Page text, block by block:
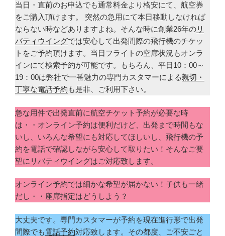
当日・直前のお申込でも通常料金より格安にて、航空券
をご購入頂けます。 突然の急用にて本日移動しなければ
ならない時などありますよね。そんな時に創業26年のリ
バティウイングでは安心して出発間際の飛行機のチケッ
トをご予約頂けます。当日フライトの空席状況もオンラ
インにて検索予約が可能です。もちろん、平日10：00～
19：00は弊社で一番魅力の専門カスタマーによる親切・
丁寧な電話予約 も是非、ご利用下さい。
急な用件で出発直前に航空チケット予約が必要な時
は・・オンライン予約は便利だけど、出発まで時間もな
いし、いろんな希望にも対応してほしいし、飛行機の予
約を電話で確認しながら安心して取りたい！そんなご要
望にリバティウイングはご対応致します。
オンライン予約では細かな希望が届かない！子供も一緒
だし・・座席指定はどうしよう？
大丈夫です。専門カスタマーが予約を現在進行形で出発
間際でも電話予約対応致します。その都度、ご不安ごと